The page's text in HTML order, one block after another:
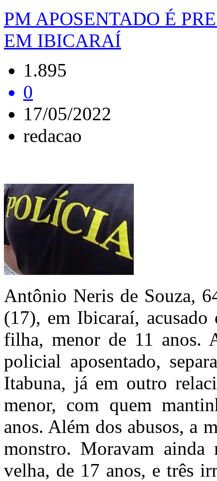
PM APOSENTADO É
EM IBICARAÍ
1.895
0
17/05/2022
redacao
Antônio Neris de Souza,
(17), em Ibicaraí,
filha, menor de 11 anos.
policial aposentado,
Itabuna, já em outro
menor, com quem
anos. Além dos abusos, a
monstro. Moravam ainda
velha, de 17 anos, e três